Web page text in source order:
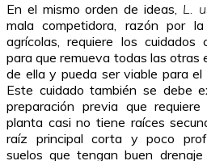
En el mismo orden de ideas, L.
mala competidora, razón por
agrícolas, requiere los cuidados
para que remueva todas las otras
de ella y pueda ser viable para
Este cuidado también se debe
preparación previa que
planta casi no tiene raíces
raíz principal corta y poco
suelos que tengan buen